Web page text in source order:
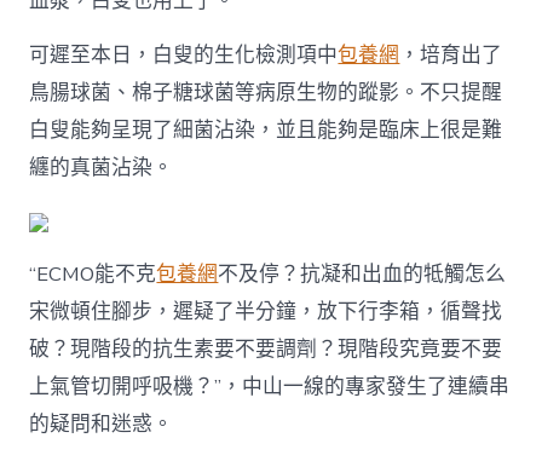
可遲至本日，白叟的生化檢測項中包養網 ，培育出了
鳥腸球菌、棉子糖球菌等病原生物的蹤影。不只提醒
白叟能夠呈現了細菌沾染，並且能夠是臨床上很是難
纏的真菌沾染。
“ECMO能不克包養網不及停？抗凝和出血的牴觸怎么
宋微頓住腳步，遲疑了半分鐘，放下行李箱，循聲找
破？現階段的抗生素要不要調劑？現階段究竟要不要
上氣管切開呼吸機？”，中山一線的專家發生了連續串
的疑問和迷惑。